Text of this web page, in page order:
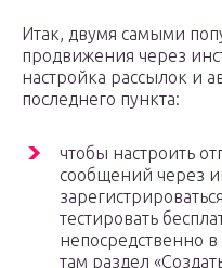
Итак, двумя самыми
продвижения через
настройка рассылок и
последнего пункта:
чтобы настроить
сообщений через
тестировать
непосредственно
там раздел